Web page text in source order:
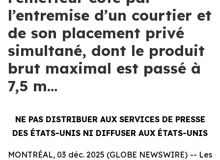
l’entremise d’un courtier et
de son placement privé
simultané, dont le produit
brut maximal est passé à
7,5 m…
NE PAS DISTRIBUER AUX SERVICES DE PRESSE
DES ÉTATS-UNIS NI DIFFUSER AUX ÉTATS-UNIS
MONTRÉAL, 03 déc. 2025 (GLOBE NEWSWIRE) -- Les